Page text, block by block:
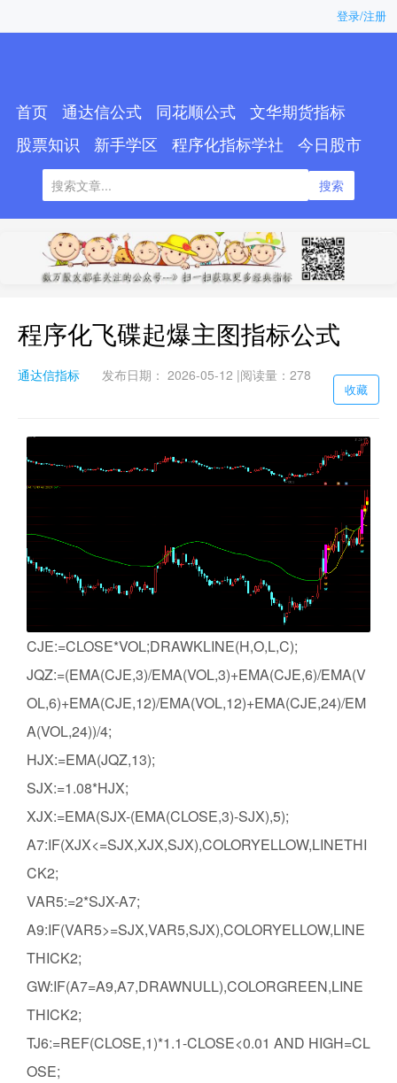
登录/注册
首页 通达信公式 同花顺公式
文华期货指标
股票知识
新手学区 程序化指标学社 今日股市
搜索
程序化飞碟起爆主图指标公式
通达信指标 发布日期： 2026-05-12 |阅读量：278
收藏
CJE:=CLOSE*VOL;DRAWKLINE(H,O,L,C);
JQZ:=(EMA(CJE,3)/EMA(VOL,3)+EMA(CJE,6)/EMA(V
OL,6)+EMA(CJE,12)/EMA(VOL,12)+EMA(CJE,24)/EM
A(VOL,24))/4;
HJX:=EMA(JQZ,13);
SJX:=1.08*HJX;
XJX:=EMA(SJX-(EMA(CLOSE,3)-SJX),5);
A7:IF(XJX<=SJX,XJX,SJX),COLORYELLOW,LINETHI
CK2;
VAR5:=2*SJX-A7;
A9:IF(VAR5>=SJX,VAR5,SJX),COLORYELLOW,LINE
THICK2;
GW:IF(A7=A9,A7,DRAWNULL),COLORGREEN,LINE
THICK2;
TJ6:=REF(CLOSE,1)*1.1-CLOSE<0.01 AND HIGH=CL
OSE;